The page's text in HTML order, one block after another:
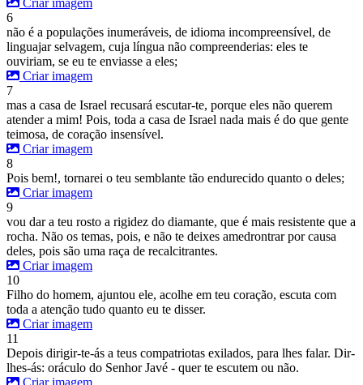
Criar imagem
6
não é a populações inumeráveis, de idioma incompreensível, de
linguajar selvagem, cuja língua não compreenderias: eles te
ouviriam, se eu te enviasse a eles;
Criar imagem
7
mas a casa de Israel recusará escutar-te, porque eles não querem
atender a mim! Pois, toda a casa de Israel nada mais é do que gente
teimosa, de coração insensível.
Criar imagem
8
Pois bem!, tornarei o teu semblante tão endurecido quanto o deles;
Criar imagem
9
vou dar a teu rosto a rigidez do diamante, que é mais resistente que a
rocha. Não os temas, pois, e não te deixes amedrontrar por causa
deles, pois são uma raça de recalcitrantes.
Criar imagem
10
Filho do homem, ajuntou ele, acolhe em teu coração, escuta com
toda a atenção tudo quanto eu te disser.
Criar imagem
11
Depois dirigir-te-ás a teus compatriotas exilados, para lhes falar. Dir-
lhes-ás: oráculo do Senhor Javé - quer te escutem ou não.
Criar imagem